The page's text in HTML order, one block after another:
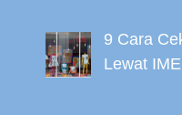
9 Cara
Lewat